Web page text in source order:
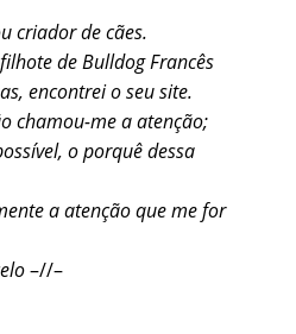
criador de cães.
de Bulldog Francês
encontrei o seu site.
chamou-me a atenção;
o porquê dessa
a atenção que me for
–//–